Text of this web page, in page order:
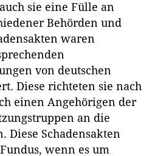
sie eine Fülle an
Behörden und
waren
von deutschen
Diese richteten sie nach
einen Angehörigen der
an die
Diese Schadensakten
wenn es um